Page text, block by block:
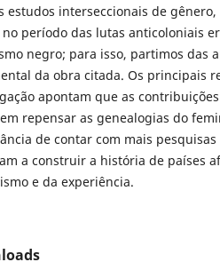
estudos interseccionais de
período das lutas anticoloniais
negro; para isso, partimos das
da obra citada. Os principais
apontam que as
repensar as genealogias do
de contar com mais
a construir a história de países
e da experiência.